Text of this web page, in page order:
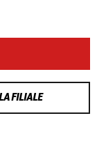
FILIALE